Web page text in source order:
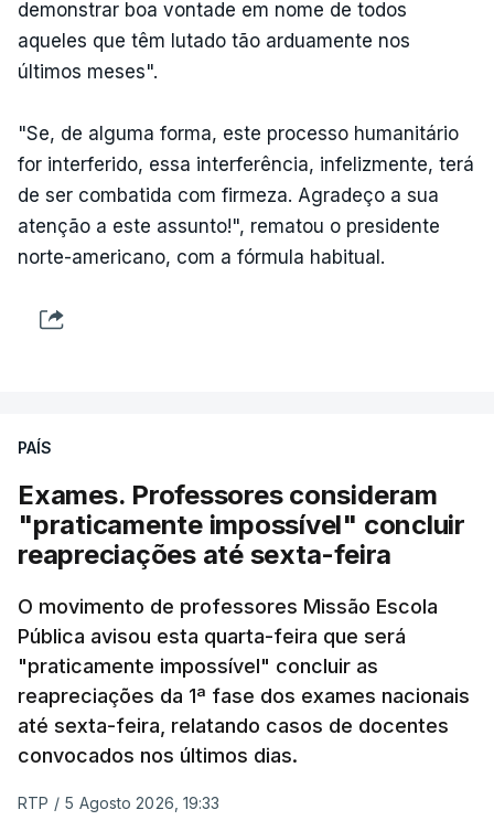
demonstrar boa vontade em nome de todos
aqueles que têm lutado tão arduamente nos
últimos meses".
"Se, de alguma forma, este processo humanitário
for interferido, essa interferência, infelizmente, terá
de ser combatida com firmeza. Agradeço a sua
atenção a este assunto!", rematou o presidente
norte-americano, com a fórmula habitual.
PAÍS
Exames. Professores consideram
"praticamente impossível" concluir
reapreciações até sexta-feira
O movimento de professores Missão Escola
Pública avisou esta quarta-feira que será
"praticamente impossível" concluir as
reapreciações da 1ª fase dos exames nacionais
até sexta-feira, relatando casos de docentes
convocados nos últimos dias.
RTP / 5 Agosto 2026, 19:33